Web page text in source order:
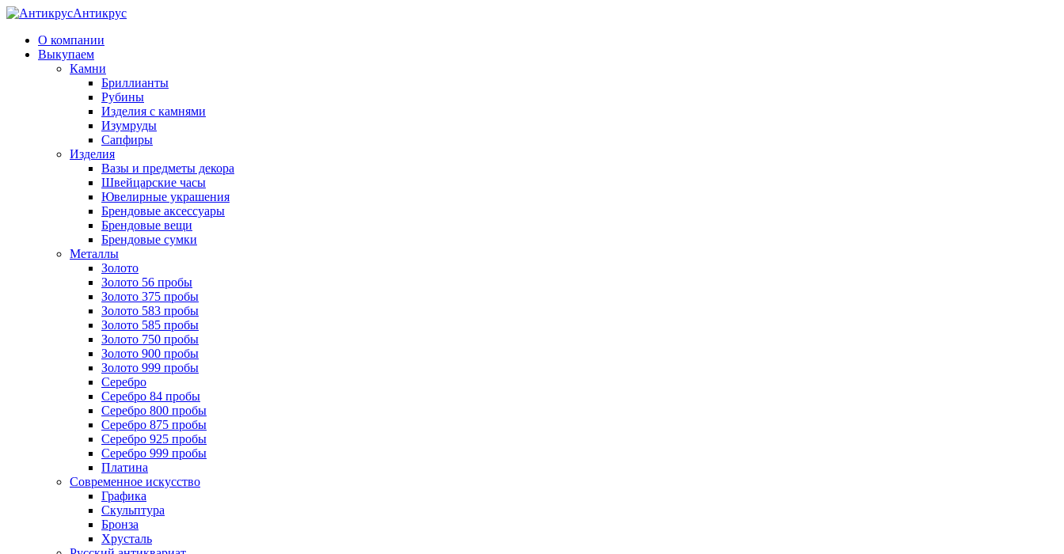
Антикрус
О компании
Выкупаем
Камни
Бриллианты
Рубины
Изделия с камнями
Изумруды
Сапфиры
Изделия
Вазы и предметы декора
Швейцарские часы
Ювелирные украшения
Брендовые аксессуары
Брендовые вещи
Брендовые сумки
Металлы
Золото
Золото 56 пробы
Золото 375 пробы
Золото 583 пробы
Золото 585 пробы
Золото 750 пробы
Золото 900 пробы
Золото 999 пробы
Серебро
Серебро 84 пробы
Серебро 800 пробы
Серебро 875 пробы
Серебро 925 пробы
Серебро 999 пробы
Платина
Современное искусство
Графика
Скульптура
Бронза
Хрусталь